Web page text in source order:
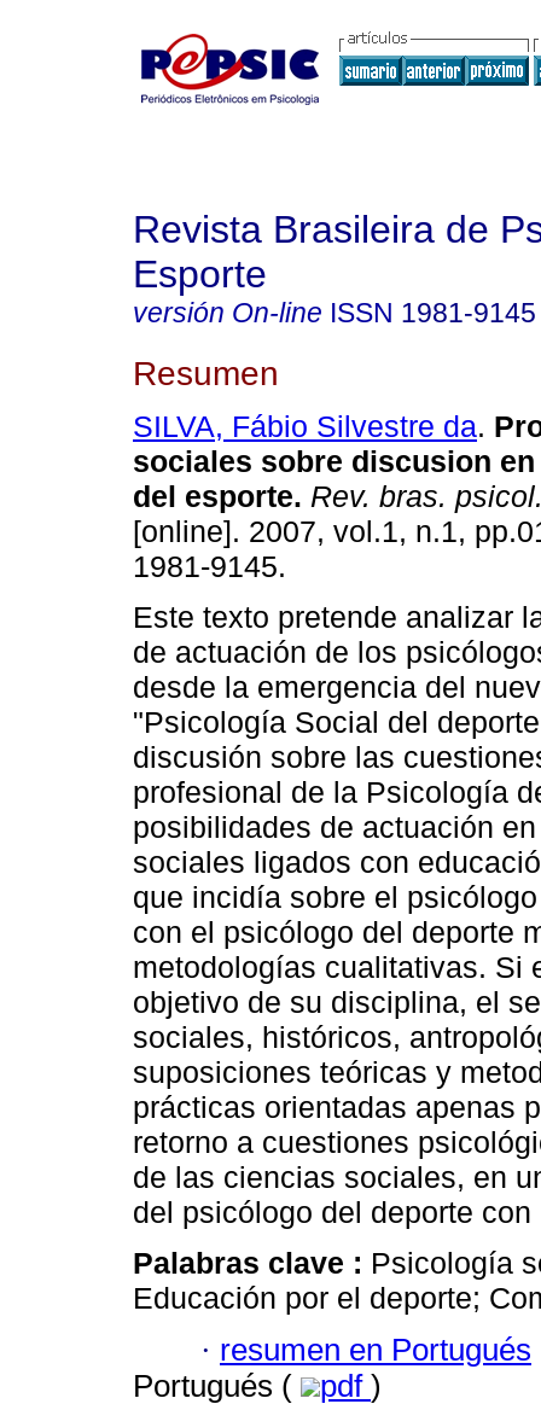
Revista Brasileira de
Esporte
versión On-line ISSN 1981-9145
Resumen
SILVA, Fábio Silvestre da.
sociales sobre discusion
del esporte. Rev. bras.
[online]. 2007, vol.1, n.1,
1981-9145.
Este texto pretende analizar
de actuación de los
desde la emergencia del
"Psicología Social del
discusión sobre las
profesional de la Psicología
posibilidades de actuación
sociales ligados con
que incidía sobre el
con el psicólogo del deporte
metodologías cualitativas. Si
objetivo de su disciplina, el
sociales, históricos,
suposiciones teóricas y
prácticas orientadas apenas
retorno a cuestiones
de las ciencias sociales, en
del psicólogo del deporte
Palabras clave : Psicología
Educación por el deporte;
· resumen en Portugués
Portugués (
pdf )